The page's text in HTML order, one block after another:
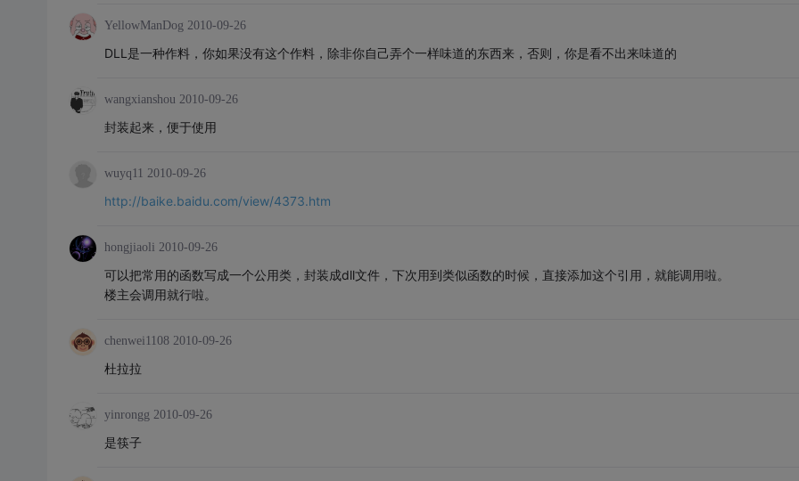
YellowManDog 2010-09-26
DLL是一种作料，你如果没有这个作料，除非你自己弄个一样味道的东西来，否则，你是看不出来味道的
wangxianshou 2010-09-26
封装起来，便于使用
wuyq11 2010-09-26
http://baike.baidu.com/view/4373.htm
hongjiaoli 2010-09-26
可以把常用的函数写成一个公用类，封装成dll文件，下次用到类似函数的时候，直接添加这个引用，就能调用啦。
楼主会调用就行啦。
chenwei1108 2010-09-26
杜拉拉
yinrongg 2010-09-26
是筷子